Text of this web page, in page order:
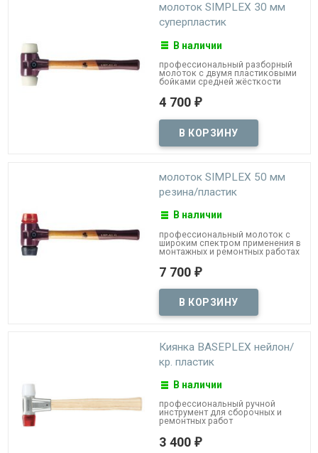
молоток SIMPLEX 30 мм
суперпластик
В наличии
профессиональный разборный
молоток с двумя пластиковыми
бойками средней жёсткости
4 700 ₽
молоток SIMPLEX 50 мм
резина/пластик
В наличии
профессиональный молоток с
широким спектром применения в
монтажных и ремонтных работах
7 700 ₽
Киянка BASEPLEX нейлон/
кр. пластик
В наличии
профессиональный ручной
инструмент для сборочных и
ремонтных работ
3 400 ₽